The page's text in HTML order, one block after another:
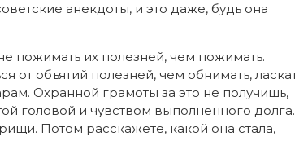
анекдоты, и это даже, будь она
пожимать их полезней, чем пожимать.
от объятий полезней, чем обнимать,
Охранной грамоты за это не получишь,
головой и чувством выполненного долга.
Потом расскажете, какой она стала,